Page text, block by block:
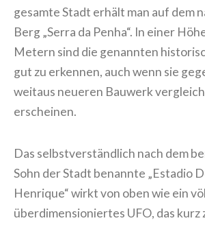
gesamte Stadt erhält man auf dem
Berg „Serra da Penha“. In einer
Metern sind die genannten
gut zu erkennen, auch wenn sie
weitaus neueren Bauwerk
erscheinen.
Das selbstverständlich nach dem
Sohn der Stadt benannte „Estadio
Henrique“ wirkt von oben wie ein
überdimensioniertes UFO, das kurz